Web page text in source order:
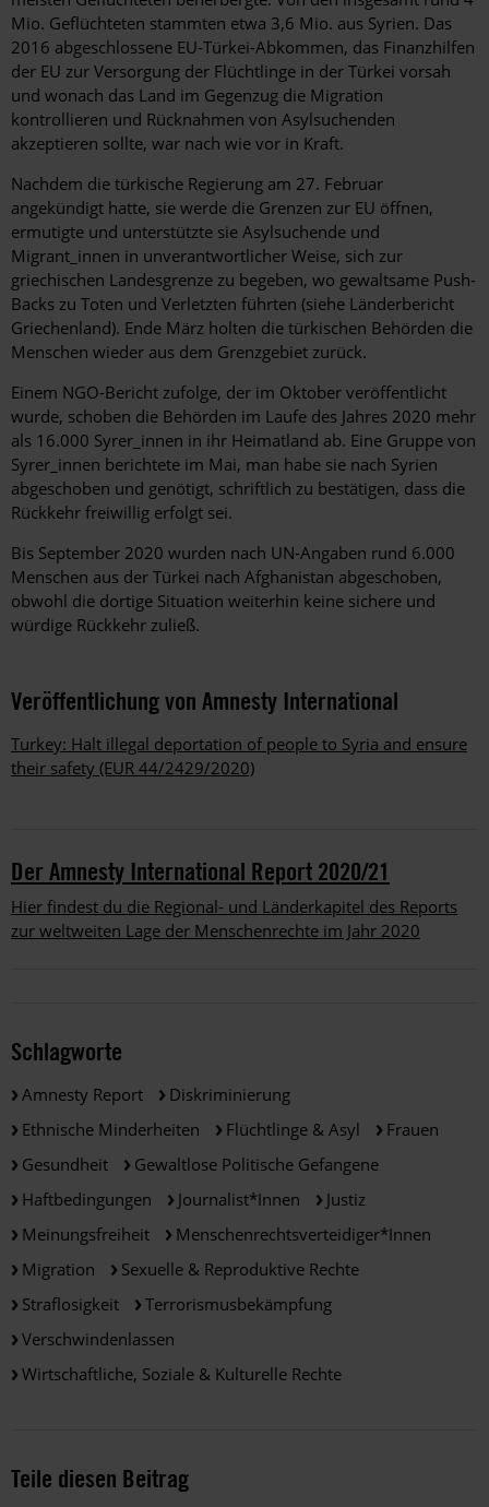
Mio. Geflüchteten stammten etwa 3,6 Mio. aus Syrien. Das
2016 abgeschlossene EU-Türkei-Abkommen, das Finanzhilfen
der EU zur Versorgung der Flüchtlinge in der Türkei vorsah
und wonach das Land im Gegenzug die Migration
kontrollieren und Rücknahmen von Asylsuchenden
akzeptieren sollte, war nach wie vor in Kraft.
Nachdem die türkische Regierung am 27. Februar
angekündigt hatte, sie werde die Grenzen zur EU öffnen,
ermutigte und unterstützte sie Asylsuchende und
Migrant_innen in unverantwortlicher Weise, sich zur
griechischen Landesgrenze zu begeben, wo gewaltsame Push-
Backs zu Toten und Verletzten führten (siehe Länderbericht
Griechenland). Ende März holten die türkischen Behörden die
Menschen wieder aus dem Grenzgebiet zurück.
Einem NGO-Bericht zufolge, der im Oktober veröffentlicht
wurde, schoben die Behörden im Laufe des Jahres 2020 mehr
als 16.000 Syrer_innen in ihr Heimatland ab. Eine Gruppe von
Syrer_innen berichtete im Mai, man habe sie nach Syrien
abgeschoben und genötigt, schriftlich zu bestätigen, dass die
Rückkehr freiwillig erfolgt sei.
Bis September 2020 wurden nach UN-Angaben rund 6.000
Menschen aus der Türkei nach Afghanistan abgeschoben,
obwohl die dortige Situation weiterhin keine sichere und
würdige Rückkehr zuließ.
Veröffentlichung von Amnesty International
Turkey: Halt illegal deportation of people to Syria and ensure
their safety (EUR 44/2429/2020)
Der Amnesty International Report 2020/21
Hier findest du die Regional- und Länderkapitel des Reports
zur weltweiten Lage der Menschenrechte im Jahr 2020
Schlagworte
Amnesty Report
Diskriminierung
Ethnische Minderheiten
Flüchtlinge & Asyl
Frauen
Gesundheit
Gewaltlose Politische Gefangene
Haftbedingungen
Journalist*innen
Justiz
Meinungsfreiheit
Menschenrechtsverteidiger*innen
Migration
Sexuelle & Reproduktive Rechte
Straflosigkeit
Terrorismusbekämpfung
Verschwindenlassen
Wirtschaftliche, Soziale & Kulturelle Rechte
Teile diesen Beitrag